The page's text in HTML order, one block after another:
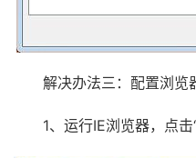
解决办法三：配置浏览
1、运行IE浏览器，点击